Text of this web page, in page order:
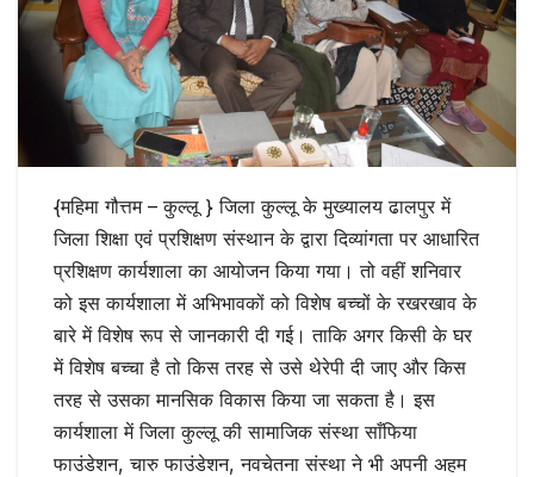
{महिमा गौत्तम – कुल्लू } जिला कुल्लू के मुख्यालय ढालपुर में
जिला शिक्षा एवं प्रशिक्षण संस्थान के द्वारा दिव्यांगता पर आधारित
प्रशिक्षण कार्यशाला का आयोजन किया गया। तो वहीं शनिवार
को इस कार्यशाला में अभिभावकों को विशेष बच्चों के रखरखाव के
बारे में विशेष रूप से जानकारी दी गई। ताकि अगर किसी के घर
में विशेष बच्चा है तो किस तरह से उसे थेरेपी दी जाए और किस
तरह से उसका मानसिक विकास किया जा सकता है। इस
कार्यशाला में जिला कुल्लू की सामाजिक संस्था साँफिया
फाउंडेशन, चारु फाउंडेशन, नवचेतना संस्था ने भी अपनी अहम